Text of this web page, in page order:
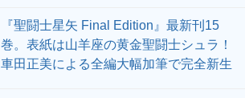
『聖闘士星矢 Final Edition』最新刊15
巻。表紙は山羊座の黄金聖闘士シュラ！
車田正美による全編大幅加筆で完全新生